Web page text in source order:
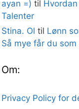
ayan =) til
Talenter
Stina. Ol til Lønn
Så mye får du
Om:
Privacy Policy for